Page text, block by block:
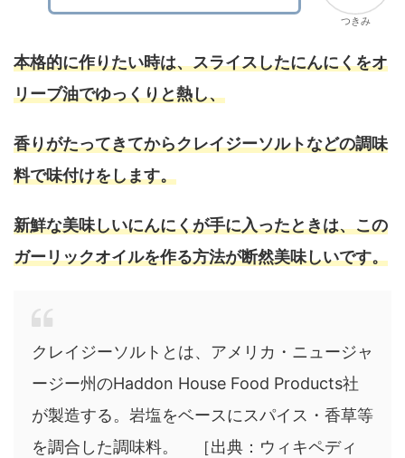
つきみ
本格的に作りたい時は、スライスしたにんにくをオ
リーブ油でゆっくりと熱し、
香りがたってきてからクレイジーソルトなどの調味
料で味付けをします。
新鮮な美味しいにんにくが手に入ったときは、この
ガーリックオイルを作る方法が断然美味しいです。
クレイジーソルトとは、アメリカ・ニュージャ
ージー州のHaddon House Food Products社
が製造する。岩塩をベースにスパイス・香草等
を調合した調味料。 ［出典：ウィキペディ